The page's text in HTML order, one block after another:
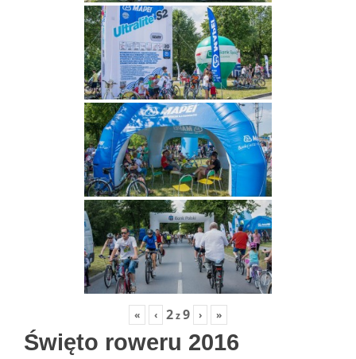
« ‹ 2z9 › »
Święto roweru 2016